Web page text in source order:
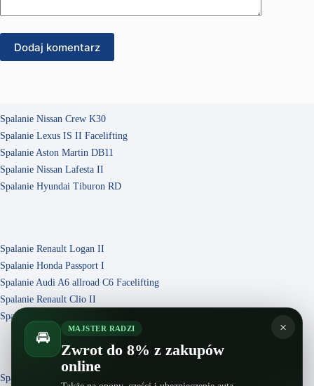
Dodaj komentarz
Spalanie Nissan Crew K30
Spalanie Lexus IS II Facelifting
Spalanie Aston Martin DB11
Spalanie Nissan Lafesta II
Spalanie Hyundai Tiburon RD
Spalanie Renault Logan II
Spalanie Honda Passport I
Spalanie Audi A6 allroad C6 Facelifting
Spalanie Renault Clio II
Spalanie Datsun mi-Do
Spalanie Moskvich 402
×
🚘 MAJSTER RADZI
Zwrot do 8% z zakupów
online